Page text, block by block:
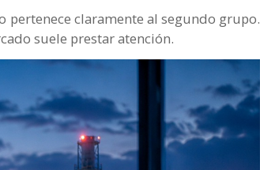
pertenece claramente al segundo grupo.
suele prestar atención.